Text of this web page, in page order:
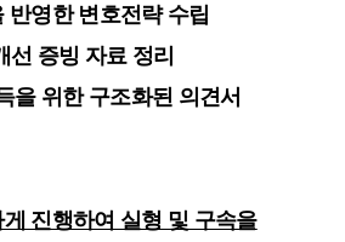
반영한 변호전략 수립
선 증빙 자료 정리
을 위한 구조화된 의견서
진행하여 실형 및 구속을